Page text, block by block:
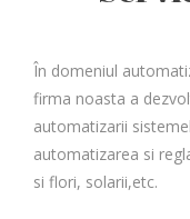
În domeniul
firma noasta a
automatizarii
automatizarea si
si flori, solarii,etc.